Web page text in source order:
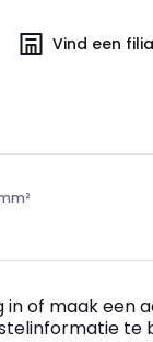
Vind een
in of maak een
te